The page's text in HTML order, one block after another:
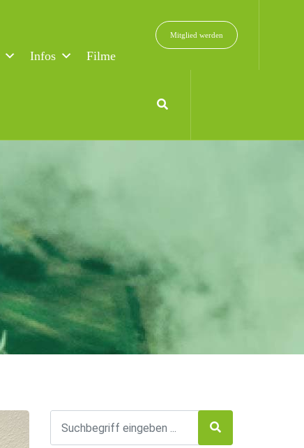
Infos
Filme
Mitglied werden